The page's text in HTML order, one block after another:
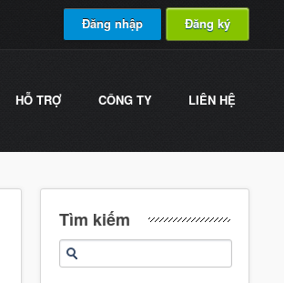
Đăng nhập Đăng ký
HỖ TRỢ CÔNG TY LIÊN HỆ
Tìm kiếm